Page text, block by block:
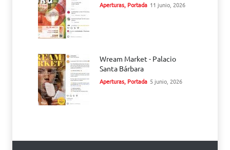
Aperturas, Portada 11 junio, 2026
Wream Market - Palacio
Santa Bárbara
Aperturas, Portada 5 junio, 2026